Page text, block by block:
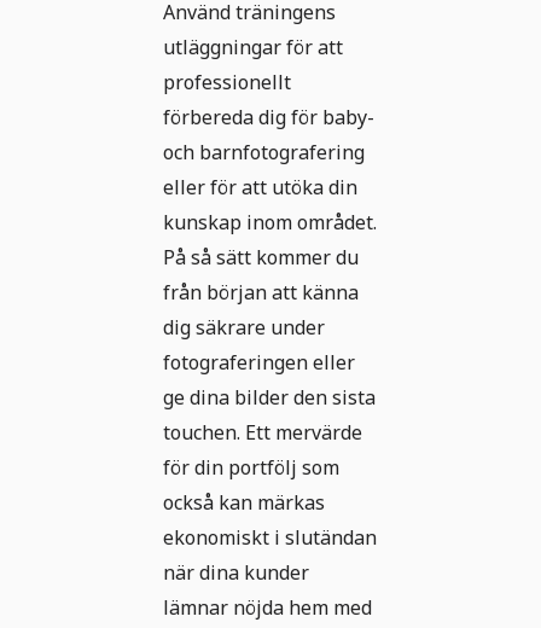
Använd träningens
utläggningar för att
professionellt
förbereda dig för baby-
och barnfotografering
eller för att utöka din
kunskap inom området.
På så sätt kommer du
från början att känna
dig säkrare under
fotograferingen eller
ge dina bilder den sista
touchen. Ett mervärde
för din portfölj som
också kan märkas
ekonomiskt i slutändan
när dina kunder
lämnar nöjda hem med